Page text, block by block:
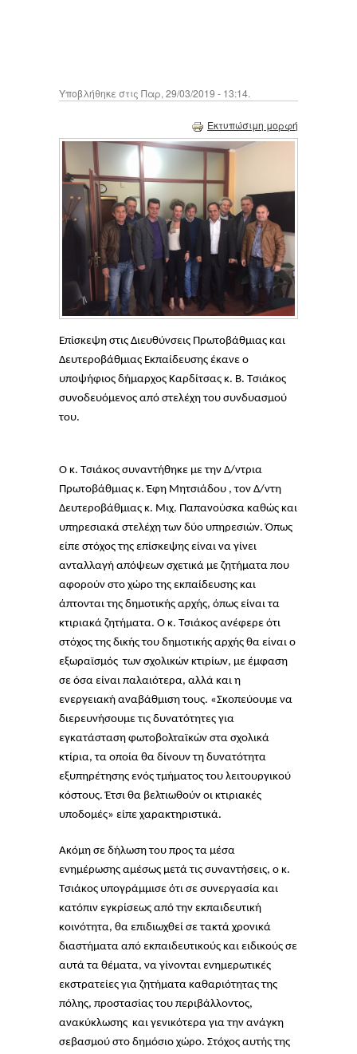
Υποβλήθηκε στις Παρ, 29/03/2019 - 13:14.
Εκτυπώσιμη μορφή
Επίσκεψη στις Διευθύνσεις Πρωτοβάθμιας και
Δευτεροβάθμιας Εκπαίδευσης έκανε ο
υποψήφιος δήμαρχος Καρδίτσας κ. Β. Τσιάκος
συνοδευόμενος από στελέχη του συνδυασμού
του.
Ο κ. Τσιάκος συναντήθηκε με την Δ/ντρια
Πρωτοβάθμιας κ. Έφη Μητσιάδου , τον Δ/ντη
Δευτεροβάθμιας κ. Μιχ. Παπανούσκα καθώς και
υπηρεσιακά στελέχη των δύο υπηρεσιών. Όπως
είπε στόχος της επίσκεψης είναι να γίνει
ανταλλαγή απόψεων σχετικά με ζητήματα που
αφορούν στο χώρο της εκπαίδευσης και
άπτονται της δημοτικής αρχής, όπως είναι τα
κτιριακά ζητήματα. Ο κ. Τσιάκος ανέφερε ότι
στόχος της δικής του δημοτικής αρχής θα είναι ο
εξωραϊσμός των σχολικών κτιρίων, με έμφαση
σε όσα είναι παλαιότερα, αλλά και η
ενεργειακή αναβάθμιση τους. «Σκοπεύουμε να
διερευνήσουμε τις δυνατότητες για
εγκατάσταση φωτοβολταϊκών στα σχολικά
κτίρια, τα οποία θα δίνουν τη δυνατότητα
εξυπηρέτησης ενός τμήματος του λειτουργικού
κόστους. Έτσι θα βελτιωθούν οι κτιριακές
υποδομές» είπε χαρακτηριστικά.
Ακόμη σε δήλωση του προς τα μέσα
ενημέρωσης αμέσως μετά τις συναντήσεις, ο κ.
Τσιάκος υπογράμμισε ότι σε συνεργασία και
κατόπιν εγκρίσεως από την εκπαιδευτική
κοινότητα, θα επιδιωχθεί σε τακτά χρονικά
διαστήματα από εκπαιδευτικούς και ειδικούς σε
αυτά τα θέματα, να γίνονται ενημερωτικές
εκστρατείες για ζητήματα καθαριότητας της
πόλης, προστασίας του περιβάλλοντος,
ανακύκλωσης και γενικότερα για την ανάγκη
σεβασμού στο δημόσιο χώρο. Στόχος αυτής της